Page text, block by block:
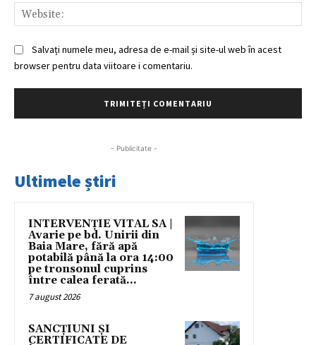
Salvați numele meu, adresa de e-mail și site-ul web în acest
browser pentru data viitoare i comentariu.
- Publicitate -
Ultimele știri
INTERVENȚIE VITAL SA |
Avarie pe bd. Unirii din
Baia Mare, fără apă
potabilă până la ora 14:00
pe tronsonul cuprins
între calea ferată...
7 august 2026
SANCȚIUNI ȘI
CERTIFICATE DE